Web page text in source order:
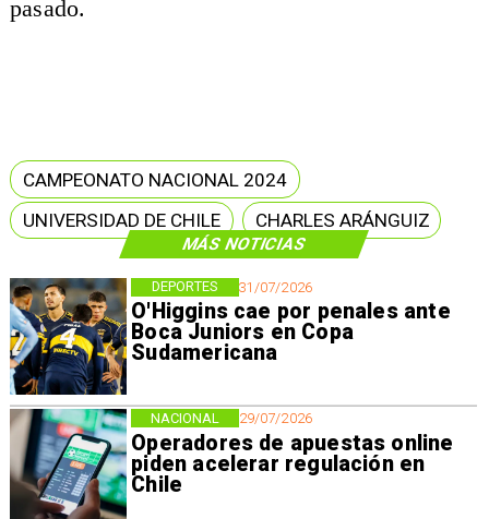
MÁS NOTICIAS
31/07/2026
O'Higgins cae por penales ante
Boca Juniors en Copa
Sudamericana
DEPORTES
29/07/2026
Operadores de apuestas online
piden acelerar regulación en
Chile
NACIONAL
pasado.
CAMPEONATO NACIONAL 2024
UNIVERSIDAD DE CHILE
CHARLES ARÁNGUIZ